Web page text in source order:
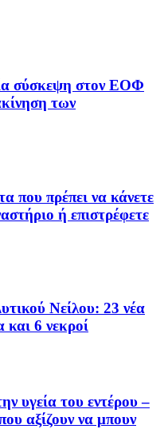
σύσκεψη στον ΕΟΦ
των
που πρέπει να κάνετε
ή επιστρέφετε
Νείλου: 23 νέα
6 νεκροί
υγεία του εντέρου –
αξίζουν να μπουν